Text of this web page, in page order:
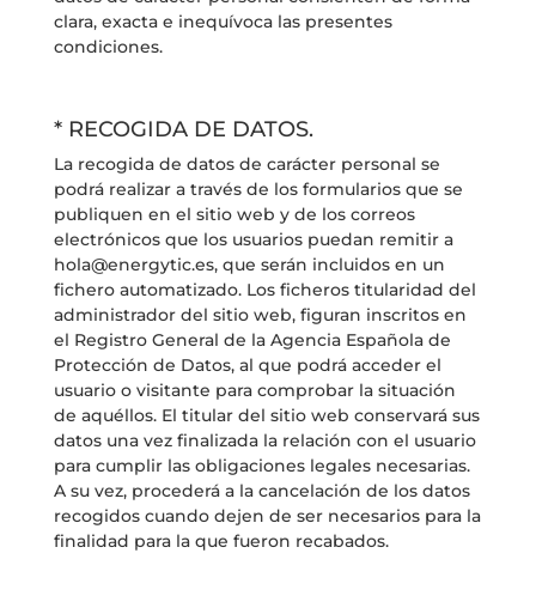
clara, exacta e inequívoca las presentes
condiciones.
* RECOGIDA DE DATOS.
La recogida de datos de carácter personal se
podrá realizar a través de los formularios que se
publiquen en el sitio web y de los correos
electrónicos que los usuarios puedan remitir a
hola@energytic.es, que serán incluidos en un
fichero automatizado. Los ficheros titularidad del
administrador del sitio web, figuran inscritos en
el Registro General de la Agencia Española de
Protección de Datos, al que podrá acceder el
usuario o visitante para comprobar la situación
de aquéllos. El titular del sitio web conservará sus
datos una vez finalizada la relación con el usuario
para cumplir las obligaciones legales necesarias.
A su vez, procederá a la cancelación de los datos
recogidos cuando dejen de ser necesarios para la
finalidad para la que fueron recabados.